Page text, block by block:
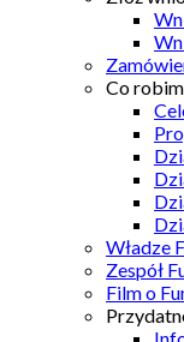
Co
Władze
Zespół
Film o